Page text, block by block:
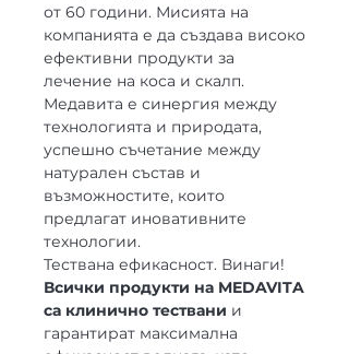
от 60 години. Мисията на
компанията е да създава високо
ефективни продукти за
лечение на коса и скалп.
Медавита е синергия между
технологията и природата,
успешно съчетание между
натурален състав и
възможностите, които
предлагат иновативните
технологии.
Тествана ефикасност. Винаги!
Всички продукти на MEDAVITA
са клинично тествани и
гарантират максимална